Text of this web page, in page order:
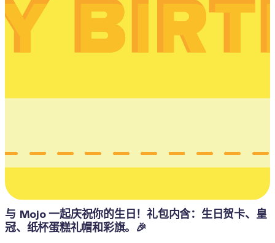
与 Mojo 一起庆祝你的生日！礼包内含：生日贺卡、皇
冠、纸杯蛋糕礼帽和彩旗。🎉